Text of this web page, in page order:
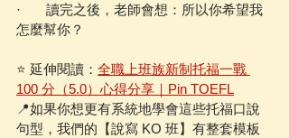
·       讀完之後，老師會想：所以你希望我
怎麼幫你？
⭐️ 延伸閱讀： 全職上班族新制托福一戰
100 分（5.0）心得分享｜Pin TOEFL
📍如果你想更有系統地學會這些托福口說
句型，我們的【說寫 KO 班】有整套模板